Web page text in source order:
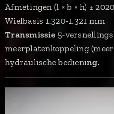
Afmetingen (l × b × h) ±
Wielbasis 1.320-1.321 mm
Transmissie 5-
meerplatenkoppeling
hydraulische bediening.